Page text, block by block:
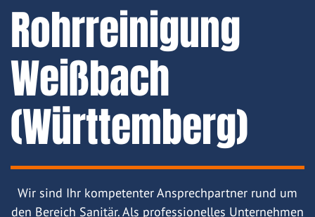
Rohrreinigung
Weißbach
(Württemberg)
Wir sind Ihr kompetenter Ansprechpartner rund um
den Bereich Sanitär. Als professionelles Unternehmen